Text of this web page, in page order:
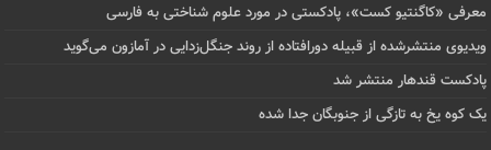
معرفی «کاگنتیو کست»، پادکستی در مورد علوم شناختی به فارسی
ویدیوی منتشرشده از قبیله دورافتاده‌ از روند جنگل‌زدایی در آمازون می‌گوید
پادکست قندهار منتشر شد
یک کوه یخ به تازگی از جنوبگان جدا شده